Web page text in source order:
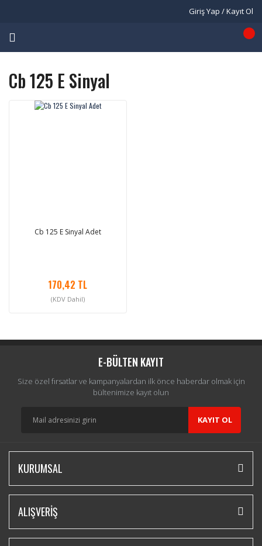
Giriş Yap / Kayıt Ol
Cb 125 E Sinyal
Cb 125 E Sinyal Adet
170,42 TL
(KDV Dahil)
E-BÜLTEN KAYIT
Size özel fırsatlar ve kampanyalardan ilk önce haberdar olmak için
bültenimize kayıt olun
KAYIT OL
KURUMSAL
ALIŞVERİŞ